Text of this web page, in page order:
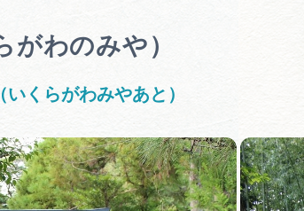
がわのみや）
くらがわみやあと）